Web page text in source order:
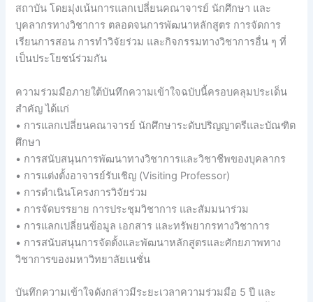
สถาบัน โดยมุ่งเน้นการแลกเปลี่ยนคณาจารย์ นักศึกษา และ
บุคลากรทางวิชาการ ตลอดจนการพัฒนาหลักสูตร การจัดการ
เรียนการสอน การทำวิจัยร่วม และกิจกรรมทางวิชาการอื่น ๆ ที่
เป็นประโยชน์ร่วมกัน
ความร่วมมือภายใต้บันทึกความเข้าใจฉบับนี้ครอบคลุมประเด็น
สำคัญ ได้แก่
• การแลกเปลี่ยนคณาจารย์ นักศึกษาระดับปริญญาตรีและบัณฑิต
ศึกษา
• การสนับสนุนการพัฒนาทางวิชาการและวิชาชีพของบุคลากร
• การแต่งตั้งอาจารย์รับเชิญ (Visiting Professor)
• การดำเนินโครงการวิจัยร่วม
• การจัดบรรยาย การประชุมวิชาการ และสัมมนาร่วม
• การแลกเปลี่ยนข้อมูล เอกสาร และทรัพยากรทางวิชาการ
• การสนับสนุนการจัดตั้งและพัฒนาหลักสูตรและศักยภาพทาง
วิชาการของมหาวิทยาลัยเนชั่น
บันทึกความเข้าใจดังกล่าวมีระยะเวลาความร่วมมือ 5 ปี และ